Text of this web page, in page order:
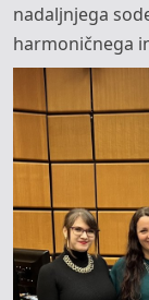
nadaljnjega
harmoničnega